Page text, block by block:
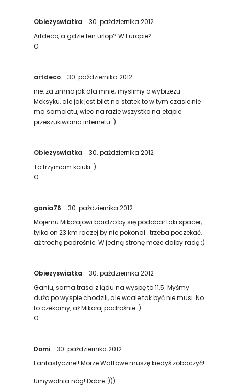
Obiezyswiatka
30. października 2012
Artdeco, a gdzie ten urlop? W Europie?
O.
artdeco
30. października 2012
nie, za zimno jak dla mnie; myslimy o wybrzezu
Meksyku, ale jak jest bilet na statek to w tym czasie nie
ma samolotu, wiec na razie wszystko na etapie
przeszukiwania internetu :)
Obiezyswiatka
30. października 2012
To trzymam kciuki :)
O.
gania76
30. października 2012
Mojemu Mikołajowi bardzo by się podobał taki spacer,
tylko on 23 km raczej by nie pokonał… trzeba poczekać,
aż trochę podrośnie. W jedną stronę może dałby radę :)
Obiezyswiatka
30. października 2012
Ganiu, sama trasa z lądu na wyspę to 11,5. Myśmy
dużo po wyspie chodzili, ale wcale tak być nie musi. No
to czekamy, aż Mikołaj podrośnie :)
O.
Domi
30. października 2012
Fantastyczne!! Morze Wattowe muszę kiedyś zobaczyć!
Umywalnia nóg! Dobre :)))